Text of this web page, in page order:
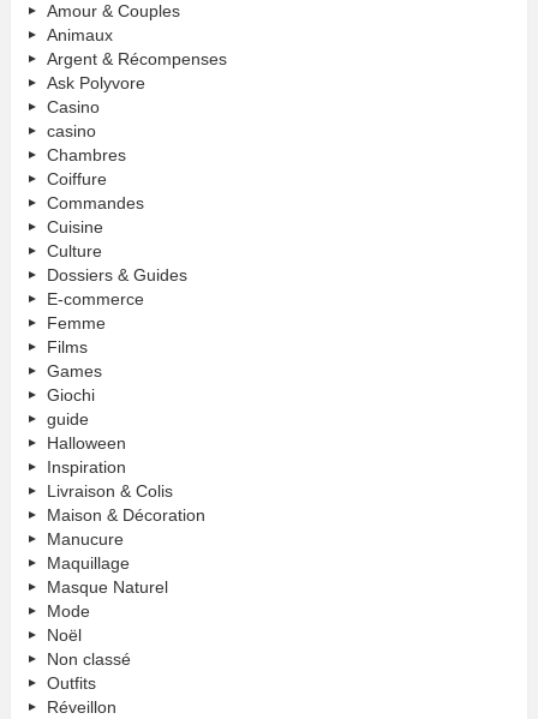
Amour & Couples
Animaux
Argent & Récompenses
Ask Polyvore
Casino
casino
Chambres
Coiffure
Commandes
Cuisine
Culture
Dossiers & Guides
E-commerce
Femme
Films
Games
Giochi
guide
Halloween
Inspiration
Livraison & Colis
Maison & Décoration
Manucure
Maquillage
Masque Naturel
Mode
Noël
Non classé
Outfits
Réveillon